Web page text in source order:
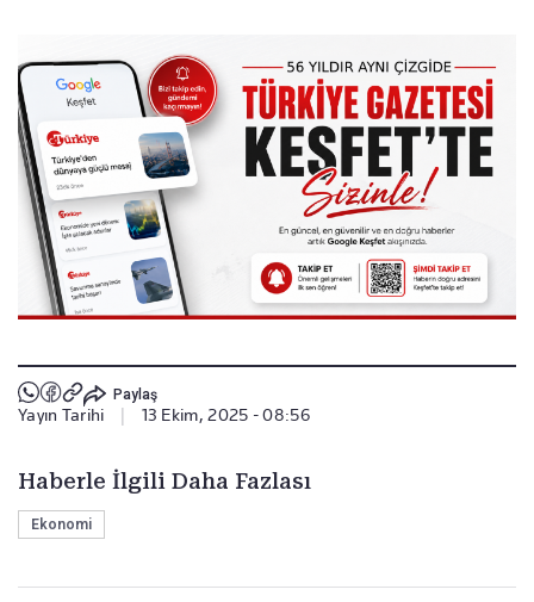
Paylaş
Yayın Tarihi 13 Ekim, 2025 - 08:56
Haberle İlgili Daha Fazlası
Ekonomi